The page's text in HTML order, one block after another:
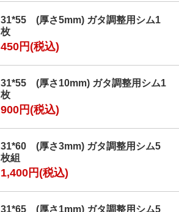
31*55 (厚さ5mm) ガタ調整用シム1
枚
450円(税込)
31*55 (厚さ10mm) ガタ調整用シム1
枚
900円(税込)
31*60 (厚さ3mm) ガタ調整用シム5
枚組
1,400円(税込)
31*65 (厚さ1mm) ガタ調整用シム5